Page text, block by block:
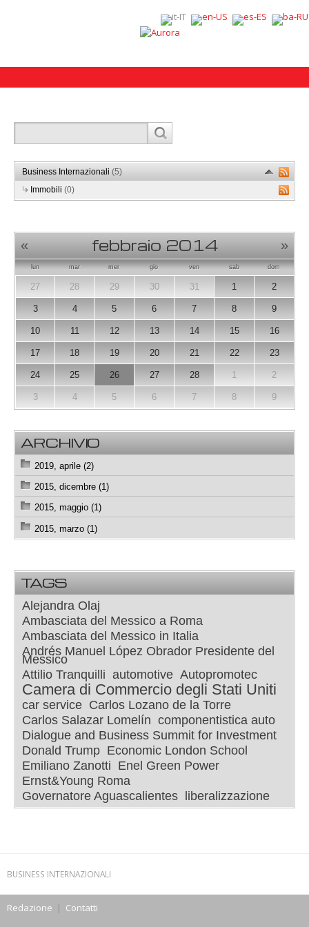
Business Internazionali (5)
Immobili (0)
« febbraio 2014 »
lun mar mer gio ven sab dom
27 28 29 30 31 1 2
3 4 5 6 7 8 9
10 11 12 13 14 15 16
17 18 19 20 21 22 23
24 25 26 27 28 1 2
3 4 5 6 7 8 9
ARCHIVIO
2019, aprile (2)
2015, dicembre (1)
2015, maggio (1)
2015, marzo (1)
TAGS
Alejandra Olaj
Ambasciata del Messico a Roma
Ambasciata del Messico in Italia
Andrés Manuel López Obrador Presidente del
Messico
Attilio Tranquilli automotive Autopromotec
Camera di Commercio degli Stati Uniti
car service Carlos Lozano de la Torre
Carlos Salazar Lomelín componentistica auto
Dialogue and Business Summit for Investment
Donald Trump Economic London School
Emiliano Zanotti Enel Green Power
Ernst&Young Roma
Governatore Aguascalientes
liberalizzazione
BUSINESS INTERNAZIONALI
Redazione | Contatti